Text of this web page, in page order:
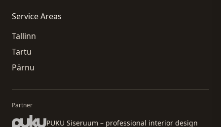
Service Areas
Tallinn
Tartu
Pärnu
Partner
PUKU Siseruum – professional interior design